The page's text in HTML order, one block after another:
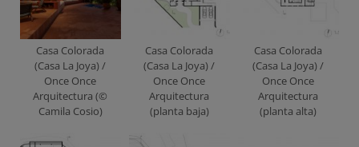
Casa Colorada
(Casa La Joya) /
Once Once
Arquitectura (©
Camila Cosio)
Casa Colorada
(Casa La Joya) /
Once Once
Arquitectura
(planta baja)
Casa Colorada
(Casa La Joya) /
Once Once
Arquitectura
(planta alta)